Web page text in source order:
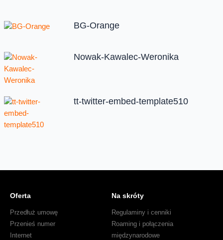
BG-Orange
Nowak-Kawalec-Weronika
tt-twitter-embed-template510
Oferta
Przedłuż umowę
Przenieś numer
Internet
Na skróty
Regulaminy i cenniki
Roaming i połączenia
międzynarodowe